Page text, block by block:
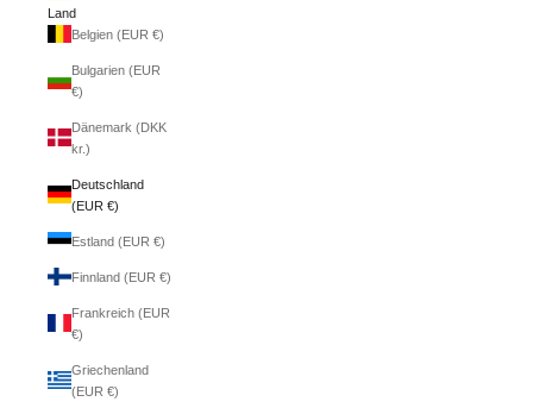
Land
Belgien (EUR €)
Bulgarien (EUR
€)
Dänemark (DKK
kr.)
Deutschland
(EUR €)
Estland (EUR €)
Finnland (EUR €)
Frankreich (EUR
€)
Griechenland
(EUR €)